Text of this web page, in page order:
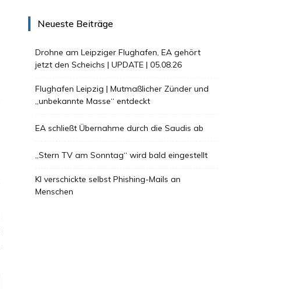
Neueste Beiträge
Drohne am Leipziger Flughafen, EA gehört
jetzt den Scheichs | UPDATE | 05.08.26
Flughafen Leipzig | Mutmaßlicher Zünder und
„unbekannte Masse“ entdeckt
EA schließt Übernahme durch die Saudis ab
„Stern TV am Sonntag“ wird bald eingestellt
KI verschickte selbst Phishing-Mails an
Menschen